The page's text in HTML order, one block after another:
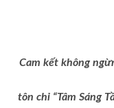
Cam kết không
tôn chỉ “Tâm Sáng